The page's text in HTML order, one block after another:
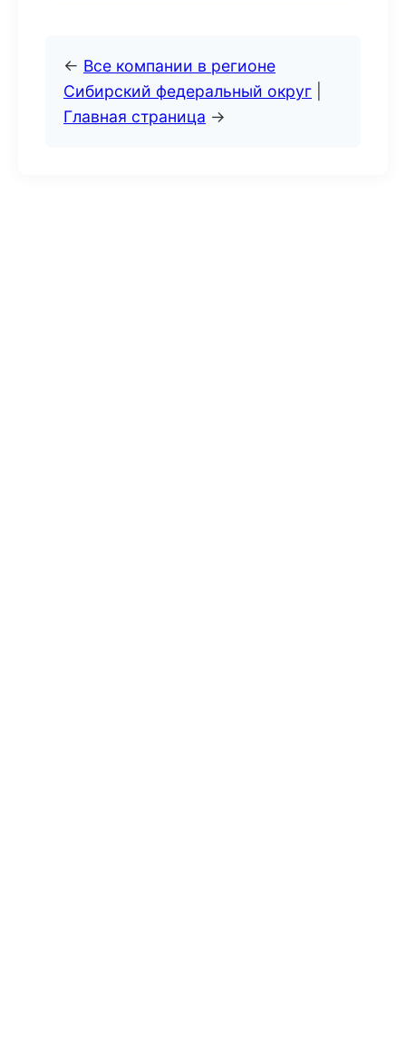
← Все компании в регионе
Сибирский федеральный округ
Главная страница →